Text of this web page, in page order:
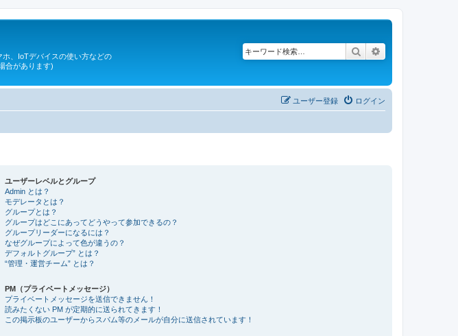
、IoTデバイスの使い方などの
合があります)
検索
ログイン
ユーザー登録
ユーザーレベルとグループ
Admin とは？
モデレータとは？
グループとは？
グループはどこにあってどうやって参加できるの？
グループリーダーになるには？
なぜグループによって色が違うの？
デフォルトグループ” とは？
“管理・運営チーム” とは？
PM（プライベートメッセージ）
プライベートメッセージを送信できません！
読みたくない PM が定期的に送られてきます！
この掲示板のユーザーからスパム等のメールが自分に送信されています！